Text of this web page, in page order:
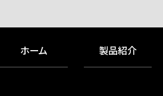
ホーム 製品紹介